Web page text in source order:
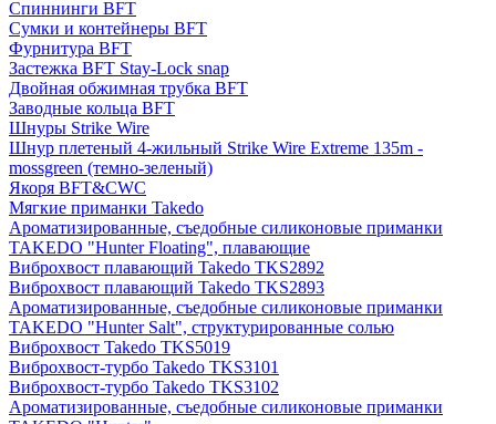
Спиннинги BFT
Сумки и контейнеры BFT
Фурнитура BFT
Застежка BFT Stay-Lock snap
Двойная обжимная трубка BFT
Заводные кольца BFT
Шнуры Strike Wire
Шнур плетеный 4-жильный Strike Wire Extreme 135m -
mossgreen (темно-зеленый)
Якоря BFT&CWC
Мягкие приманки Takedo
Ароматизированные, съедобные силиконовые приманки
TAKEDO "Hunter Floating", плавающие
Виброхвост плавающий Takedo TKS2892
Виброхвост плавающий Takedo TKS2893
Ароматизированные, съедобные силиконовые приманки
TAKEDO "Hunter Salt", структурированные солью
Виброхвост Takedo TKS5019
Виброхвост-турбо Takedo TKS3101
Виброхвост-турбо Takedo TKS3102
Ароматизированные, съедобные силиконовые приманки